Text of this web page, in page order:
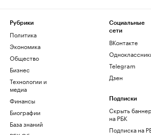
Рубрики
Политика
Экономика
Общество
Бизнес
Технологии и
медиа
Финансы
Биографии
База знаний
Социальные
сети
ВКонтакте
Telegram
Дзен
Подписки
Скрыть
на РБК
Подписка на